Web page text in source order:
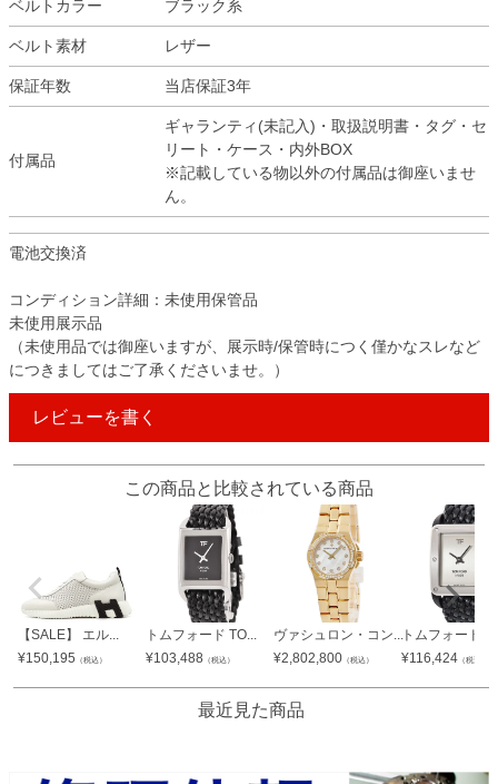
ベルトカラー ブラック系
ベルト素材 レザー
保証年数 当店保証3年
付属品
ギャランティ(未記入)・取扱説明書・タグ・セ
リート・ケース・内外BOX
※記載している物以外の付属品は御座いませ
ん。
電池交換済
コンディション詳細：未使用保管品
未使用展示品
（未使用品では御座いますが、展示時/保管時につく僅かなスレなど
につきましてはご了承くださいませ。）
レビューを書く
この商品と比較されている商品
【SALE】 エル...
¥150,195 （税込）
トムフォード TO...
¥103,488 （税込）
ヴァシュロン・コン...
¥2,802,800 （税込）
トムフォード
¥116,424 （税込）
最近見た商品